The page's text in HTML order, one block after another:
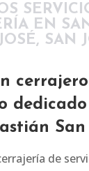
EN
SAN
San
de